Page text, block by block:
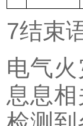
7结束
电气
息息